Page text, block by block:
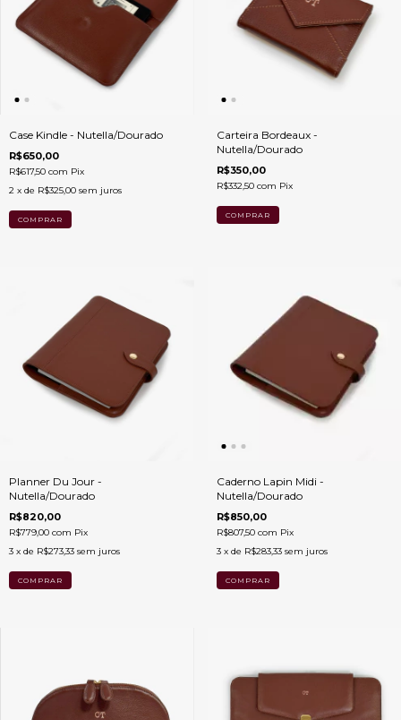
Case Kindle - Nutella/Dourado
R$650,00
R$617,50 com Pix
2 x de R$325,00 sem juros
Carteira Bordeaux -
Nutella/Dourado
R$350,00
R$332,50 com Pix
Planner Du Jour -
Nutella/Dourado
R$820,00
R$779,00 com Pix
3 x de R$273,33 sem juros
Caderno Lapin Midi -
Nutella/Dourado
R$850,00
R$807,50 com Pix
3 x de R$283,33 sem juros